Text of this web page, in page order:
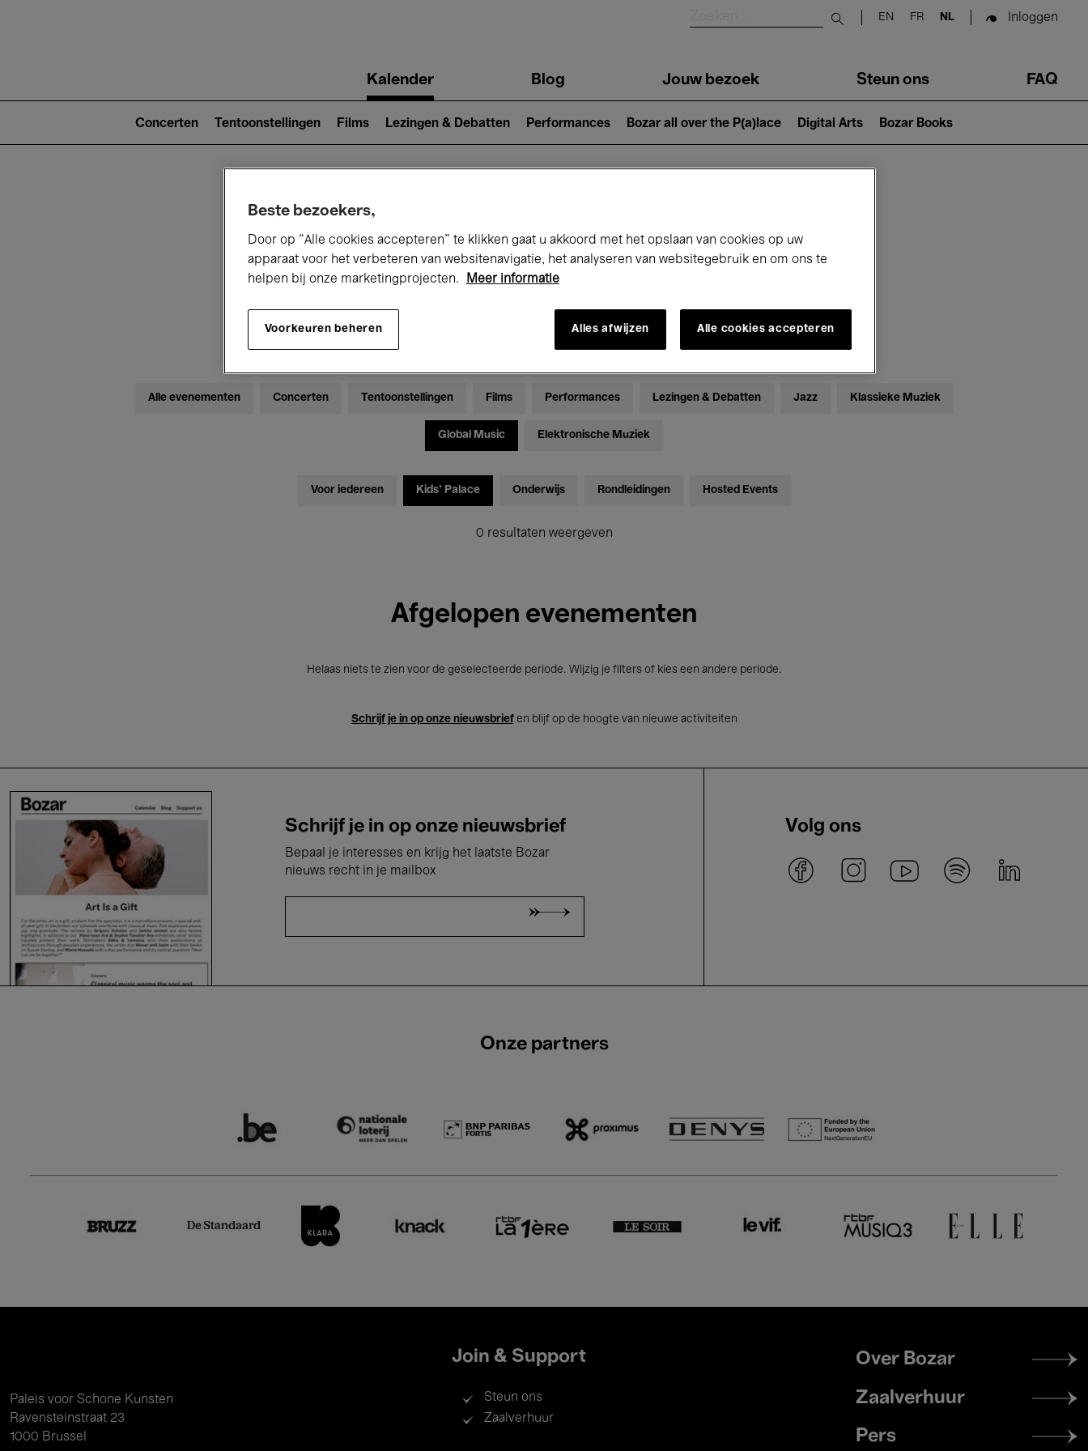
Submit search
EN FR NL Inloggen
navigationKalender Blog Jouw bezoek Steun ons FAQ
2)
Concerten Tentoonstellingen Films Lezingen & Debatten Performances Bozar all over the P(a)lace Digital Arts Bozar Books
Nu bij Bozar
Zaterdag 13 Juni 2026
Alle evenementen Concerten Tentoonstellingen Films Performances Lezingen & Debatten Jazz Klassieke Muziek
Global Music Elektronische Muziek
Voor iedereen Kids’ Palace Onderwijs Rondleidingen Hosted Events
0 resultaten weergeven
Afgelopen evenementen
Helaas niets te zien voor de geselecteerde periode. Wijzig je filters of kies een andere periode.
Schrijf je in op onze nieuwsbriefen blijf op de hoogte van nieuwe activiteiten
Schrijf je in op onze nieuwsbrief
Bepaal je interesses en krijg het laatste Bozar
nieuws recht in je mailbox
Volg ons
Onze partners
Paleis voor Schone Kunsten
Ravensteinstraat 23
1000 Brussel
Join & Support
Steun ons
Zaalverhuur
Footer
menu
Over Bozar
Zaalverhuur
Pers
Beste bezoekers,
Door op “Alle cookies accepteren” te klikken gaat u akkoord met het opslaan van cookies op uw
apparaat voor het verbeteren van websitenavigatie, het analyseren van websitegebruik en om ons te
helpen bij onze marketingprojecten.
Meer informatie
Voorkeuren beheren Alles afwijzen Alle cookies accepteren